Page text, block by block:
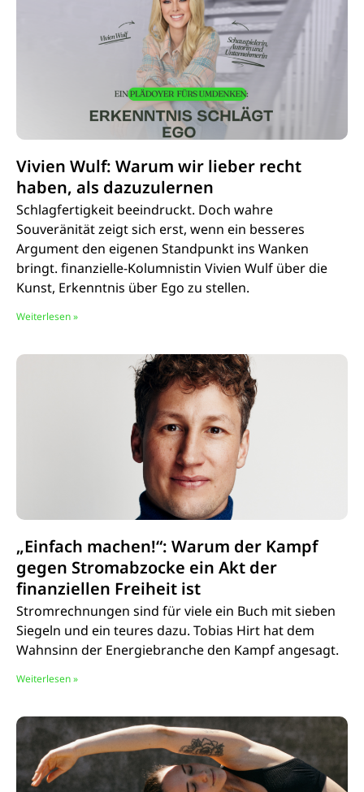
Vivien Wulf: Warum wir lieber recht
haben, als dazuzulernen
Schlagfertigkeit beeindruckt. Doch wahre
Souveränität zeigt sich erst, wenn ein besseres
Argument den eigenen Standpunkt ins Wanken
bringt. finanzielle-Kolumnistin Vivien Wulf über die
Kunst, Erkenntnis über Ego zu stellen.
Weiterlesen »
„Einfach machen!“: Warum der Kampf
gegen Stromabzocke ein Akt der
finanziellen Freiheit ist
Stromrechnungen sind für viele ein Buch mit sieben
Siegeln und ein teures dazu. Tobias Hirt hat dem
Wahnsinn der Energiebranche den Kampf angesagt.
Weiterlesen »